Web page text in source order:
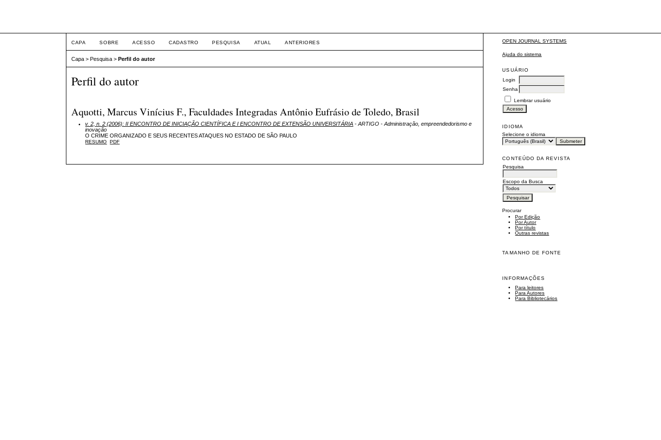
OPEN JOURNAL SYSTEMS
Ajuda do sistema
USUÁRIO
Login
Senha
Lembrar usuário
IDIOMA
Selecione o idioma
CONTEÚDO DA REVISTA
Pesquisa
Escopo da Busca
Procurar
Por Edição
Por Autor
Por título
Outras revistas
TAMANHO DE FONTE
INFORMAÇÕES
Para leitores
Para Autores
Para Bibliotecários
CAPA SOBRE ACESSO CADASTRO PESQUISA ATUAL ANTERIORES
Capa >Pesquisa >Perfil do autor
Perfil do autor
Aquotti, Marcus Vinícius F., Faculdades Integradas Antônio Eufrásio de Toledo, Brasil
v. 2, n. 2 (2006): II ENCONTRO DE INICIAÇÃO CIENTÍFICA E I ENCONTRO DE EXTENSÃO UNIVERSITÁRIA - ARTIGO - Administração, empreendedorismo e
inovação
O CRIME ORGANIZADO E SEUS RECENTES ATAQUES NO ESTADO DE SÃO PAULO
RESUMO PDF